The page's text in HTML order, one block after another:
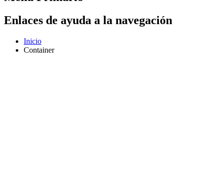
Enlaces de ayuda a la navegación
Inicio
Container